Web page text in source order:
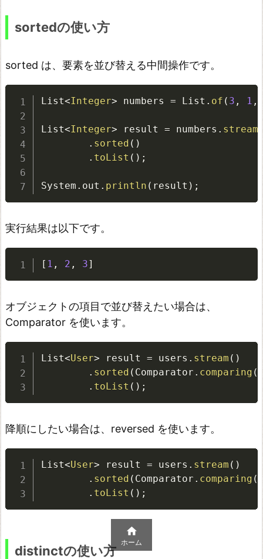
変
な
a
は
利
で
き
な
u
l
に
す
sortedの使い方
sorted は、要素を並び替える中間操作です。
List<Integer> numbers = List . of ( 3 , 1 ,
List<Integer> result = numbers . stream
. sorted ( )
. toList ( ) ;
System . out . println ( result ) ;
実行結果は以下です。
[ 1 , 2 , 3]
オブジェクトの項目で並び替えたい場合は、
Comparator を使います。
List<User> result = users . stream ( )
. sorted ( Comparator . comparing (
. toList ( ) ;
降順にしたい場合は、reversed を使います。
List<User> result = users . stream ( )
. sorted ( Comparator . comparing (
. toList ( ) ;
distinctの使い方

ホーム